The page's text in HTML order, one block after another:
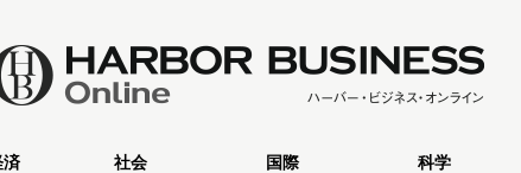
済 社会 国際 科学